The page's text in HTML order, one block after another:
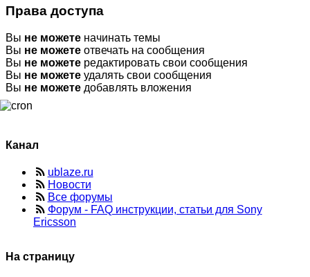
Права доступа
Вы не можете начинать темы
Вы не можете отвечать на сообщения
Вы не можете редактировать свои сообщения
Вы не можете удалять свои сообщения
Вы не можете добавлять вложения
Канал
ublaze.ru
Новости
Все форумы
Форум - FAQ инструкции, статьи для Sony
Ericsson
На страницу